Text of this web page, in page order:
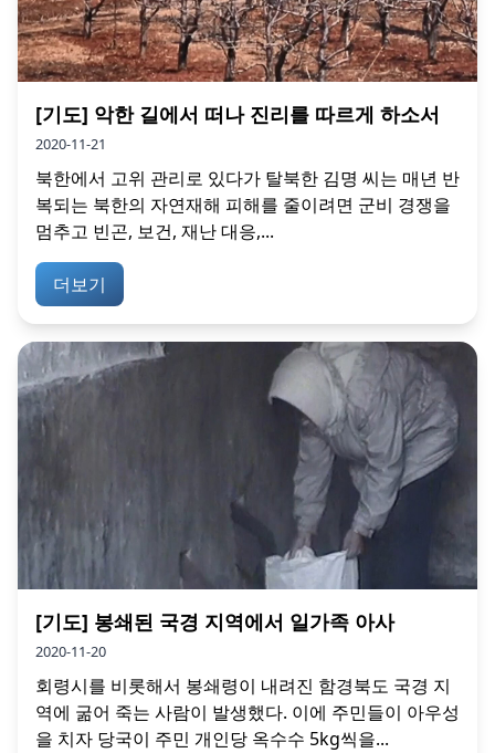
[기도] 악한 길에서 떠나 진리를 따르게 하소서
2020-11-21
북한에서 고위 관리로 있다가 탈북한 김명 씨는 매년 반
복되는 북한의 자연재해 피해를 줄이려면 군비 경쟁을
멈추고 빈곤, 보건, 재난 대응,...
더보기
[기도] 봉쇄된 국경 지역에서 일가족 아사
2020-11-20
회령시를 비롯해서 봉쇄령이 내려진 함경북도 국경 지
역에 굶어 죽는 사람이 발생했다. 이에 주민들이 아우성
을 치자 당국이 주민 개인당 옥수수 5kg씩을...